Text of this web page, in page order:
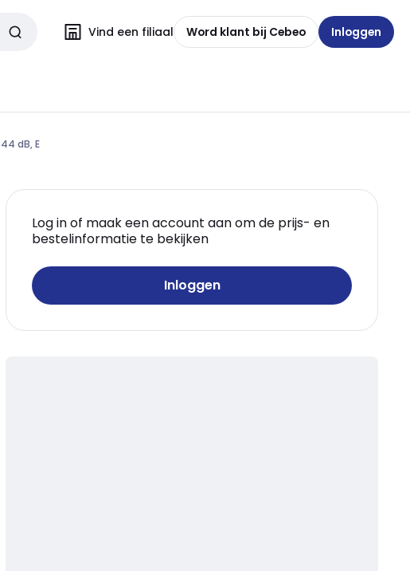
Vind een filiaal Word klant bij Cebeo Inloggen
dB, E
Log in of maak een account aan om de prijs- en
bestelinformatie te bekijken
Inloggen